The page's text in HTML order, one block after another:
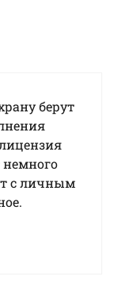
берут
с личным